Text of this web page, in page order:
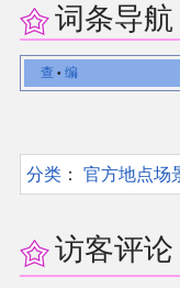
词条导航
查 • 编
分类 ：​ 官方地点场
访客评论